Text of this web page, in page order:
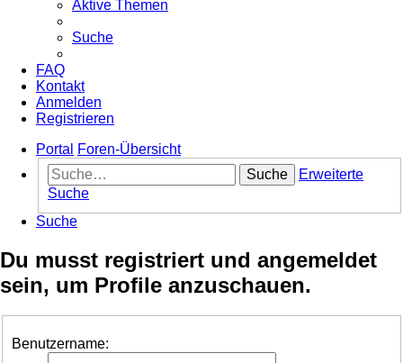
Aktive Themen
Suche
FAQ
Kontakt
Anmelden
Registrieren
Portal
Foren-Übersicht
Suche
Erweiterte
Suche
Suche
Du musst registriert und angemeldet
sein, um Profile anzuschauen.
Benutzername: